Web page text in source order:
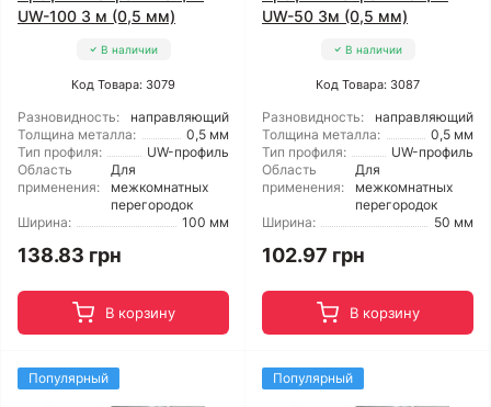
UW-100 3 м (0,5 мм)
В наличии
Код Товара: 3079
Разновидность:
направляющий
Толщина металла:
0,5 мм
Тип профиля:
UW-профиль
Область
применения:
Для
межкомнатных
перегородок
Ширина:
100 мм
138.83 грн
В корзину
UW-50 3м (0,5 мм)
В наличии
Код Товара: 3087
Разновидность:
направляющий
Толщина металла:
0,5 мм
Тип профиля:
UW-профиль
Область
применения:
Для
межкомнатных
перегородок
Ширина:
50 мм
102.97 грн
В корзину
Популярный Популярный